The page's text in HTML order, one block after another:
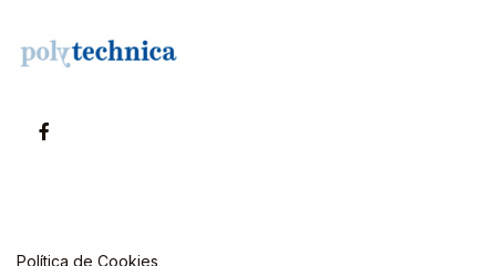
Política de Cookies